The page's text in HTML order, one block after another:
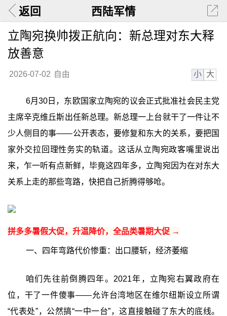
返回 西陆军情
立陶宛换帅拨正航向：新总理对东大释
放善意
2026-07-02 自由 小 大
6月30日，东欧国家立陶宛的议会正式批准社会民主党
主席辛克维丘斯出任新总理。新总理一上台就干了一件让不
少人侧目的事——公开表态，要修复和东大的关系，要把国
家外交拉回理性务实的轨道。这话从立陶宛政客嘴里说出
来，乍一听有点新鲜，毕竟这四年多，立陶宛因为在对东大
关系上走的那些弯路，快把自己折腾得够呛。
拼多多暑假大促，升温降价，全品类暑期大促 →
一、四年弯路代价惨重：出口腰斩，经济萎缩
咱们先往前倒腾四年。2021年，立陶宛右翼政府在
位，干了一件傻事——允许台湾地区在维尔纽斯设立所谓
“代表处”，公然搞“一中一台”，这直接触碰了东大的底线。